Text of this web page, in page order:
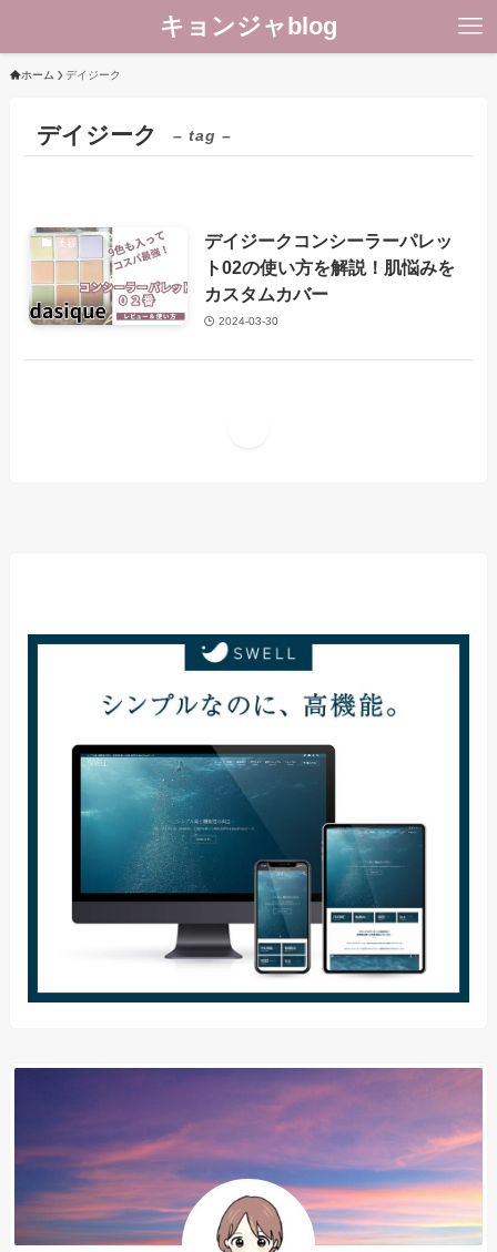
キョンジャblog
ホーム デイジーク
デイジーク – tag –
美容
デイジークコンシーラーパレッ
ト02の使い方を解説！肌悩みを
カスタムカバー
2024-03-30